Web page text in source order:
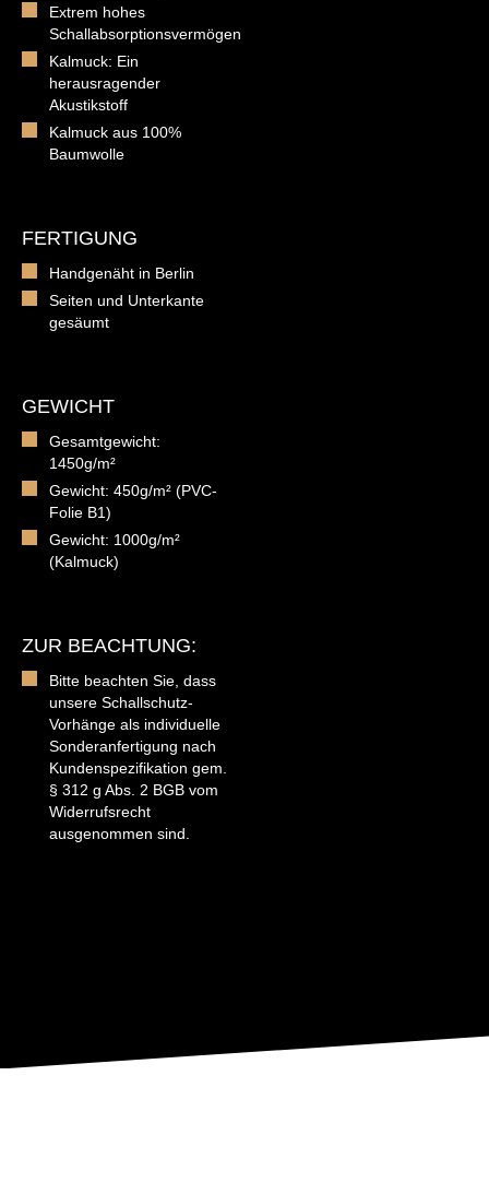
Extrem hohes
Schallabsorptionsvermögen
Kalmuck: Ein
herausragender
Akustikstoff
Kalmuck aus 100%
Baumwolle
FERTIGUNG
Handgenäht in Berlin
Seiten und Unterkante
gesäumt
GEWICHT
Gesamtgewicht:
1450g/m²
Gewicht: 450g/m² (PVC-
Folie B1)
Gewicht: 1000g/m²
(Kalmuck)
ZUR BEACHTUNG:
Bitte beachten Sie, dass
unsere Schallschutz-
Vorhänge als individuelle
Sonderanfertigung nach
Kundenspezifikation gem.
§ 312 g Abs. 2 BGB vom
Widerrufsrecht
ausgenommen sind.